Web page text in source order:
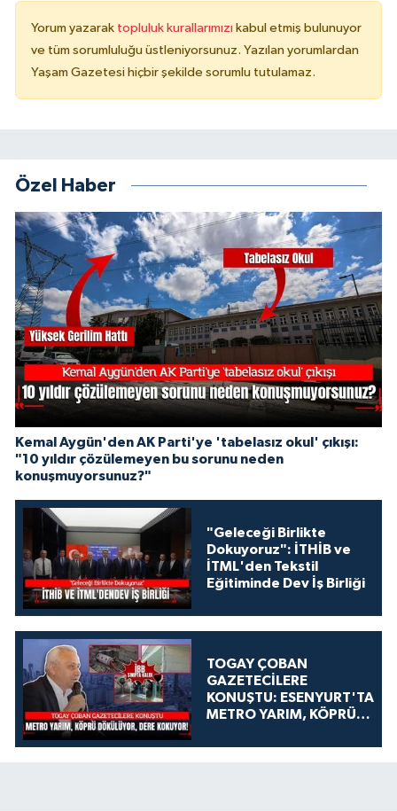
Yorum yazarak topluluk kurallarımızı kabul etmiş bulunuyor
ve tüm sorumluluğu üstleniyorsunuz. Yazılan yorumlardan
Yaşam Gazetesi hiçbir şekilde sorumlu tutulamaz.
Özel Haber
Kemal Aygün'den AK Parti'ye 'tabelasız okul' çıkışı:
"10 yıldır çözülemeyen bu sorunu neden
konuşmuyorsunuz?"
"Geleceği Birlikte
Dokuyoruz": İTHİB ve
İTML'den Tekstil
Eğitiminde Dev İş Birliği
TOGAY ÇOBAN
GAZETECİLERE
KONUŞTU: ESENYURT'TA
METRO YARIM, KÖPRÜ
KOKUYOR!